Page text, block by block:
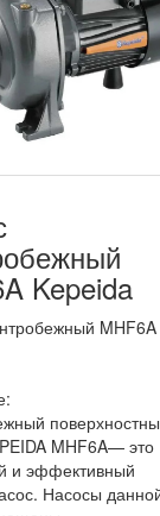
Kepeida
MHF6A
MHF6A— это
и эффективный
Насосы